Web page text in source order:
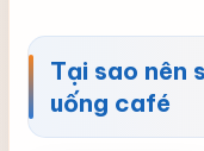
Tại sao nên
uống café